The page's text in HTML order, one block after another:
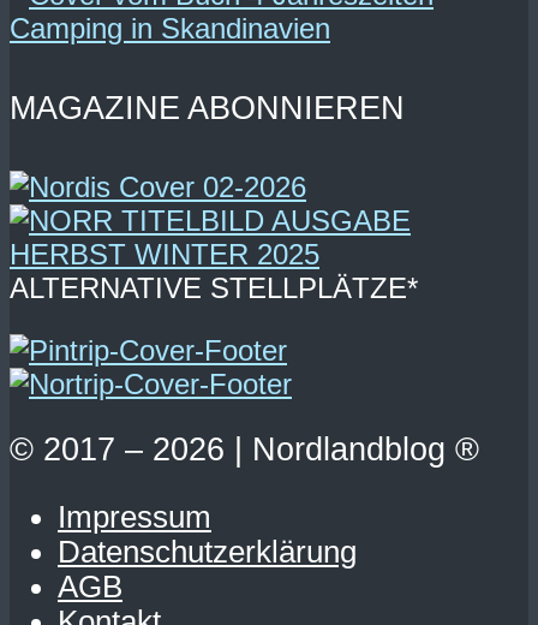
MAGAZINE ABONNIEREN
ALTERNATIVE STELLPLÄTZE*
© 2017 – 2026 | Nordlandblog ®
Impressum
Datenschutzerklärung
AGB